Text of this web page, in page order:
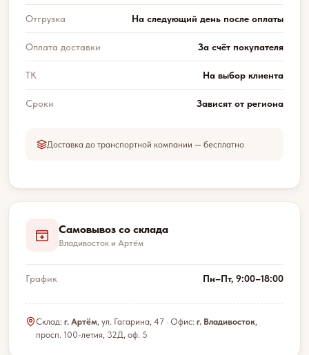
Отгрузка На следующий день после оплаты
Оплата доставки За счёт покупателя
ТК На выбор клиента
Сроки Зависят от региона
Доставка до транспортной компании — бесплатно
Самовывоз со склада
Владивосток и Артём
График Пн–Пт, 9:00–18:00
Склад: г. Артём, ул. Гагарина, 47 · Офис: г. Владивосток,
просп. 100-летия, 32Д, оф. 5